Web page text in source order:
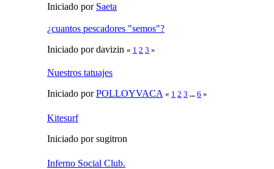
Iniciado por Saeta
¿cuantos pescadores "semos"?
Iniciado por davizin « 1 2 3 »
Nuestros tatuajes
Iniciado porPOLLOYVACA « 1 2 3 ... 6 »
Kitesurf
Iniciado por sugitron
Inferno Social Club.